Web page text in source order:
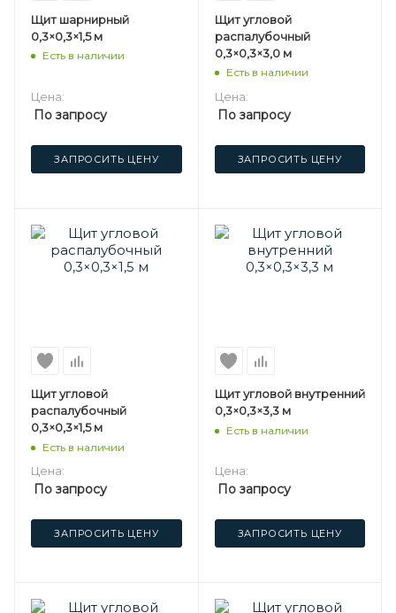
Щит шарнирный
0,3×0,3×1,5 м
Есть в наличии
Цена:
По запросу
ЗАПРОСИТЬ ЦЕНУ
Щит угловой
распалубочный
0,3×0,3×3,0 м
Есть в наличии
Цена:
По запросу
ЗАПРОСИТЬ ЦЕНУ
Щит угловой
распалубочный
0,3×0,3×1,5 м
Есть в наличии
Цена:
По запросу
ЗАПРОСИТЬ ЦЕНУ
Щит угловой внутренний
0,3×0,3×3,3 м
Есть в наличии
Цена:
По запросу
ЗАПРОСИТЬ ЦЕНУ